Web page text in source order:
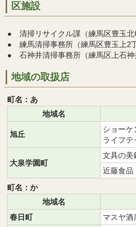
区施設
● 清掃リサイクル課（練馬区豊玉
● 練馬清掃事務所（練馬区豊玉上2丁
● 石神井清掃事務所（練馬区上石神
地域の取扱店
町名：あ
地域名
旭丘
ショーケ
ライフテ
大泉学園町
文具の美
近藤食品
町名：か
地域名
春日町
マスヤ酒